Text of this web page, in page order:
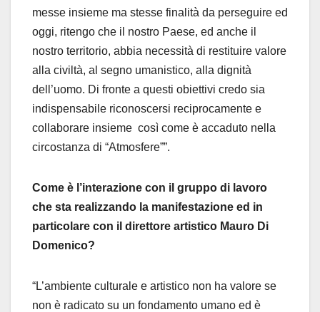
messe insieme ma stesse finalità da perseguire ed
oggi, ritengo che il nostro Paese, ed anche il
nostro territorio, abbia necessità di restituire valore
alla civiltà, al segno umanistico, alla dignità
dell’uomo. Di fronte a questi obiettivi credo sia
indispensabile riconoscersi reciprocamente e
collaborare insieme così come è accaduto nella
circostanza di “Atmosfere””.
Come è l’interazione con il gruppo di lavoro
che sta realizzando la manifestazione ed in
particolare con il direttore artistico Mauro Di
Domenico?
“L’ambiente culturale e artistico non ha valore se
non è radicato su un fondamento umano ed è